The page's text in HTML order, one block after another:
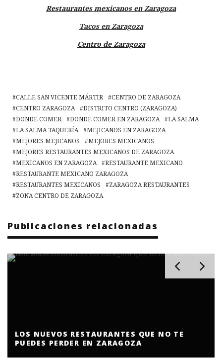
Restaurantes mexicanos en Zaragoza
Tacos en Zaragoza
Centro de Zaragoza
CALLE SAN VICENTE MÁRTIR
CENTRO DE ZARAGOZA
CENTRO ZARAGOZA
DISTRITO CENTRO (ZARAGOZA)
DONDE COMER
DONDE COMER EN ZARAGOZA
LA SALMA
LA SALMA TAQUERÍA
MEJICANOS EN ZARAGOZA
MEJORES MEJICANOS
MEJORES MEXICANOS
MEJORES RESTAURANTES MEXICANOS DE ZARAGOZA
MEXICANOS EN ZARAGOZA
RESTAURANTE MEXICANO
RESTAURANTE MEXICANO ZARAGOZA
RESTAURANTES MEXICANOS
ZARAGOZA RESTAURANTES
ZONA CENTRO DE ZARAGOZA
Publicaciones relacionadas
LOS NUEVOS RESTAURANTES QUE NO TE
PUEDES PERDER EN ZARAGOZA